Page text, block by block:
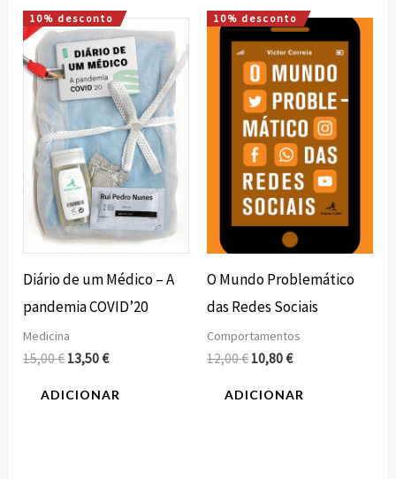
10% desconto
Diário de um Médico – A
pandemia COVID’20
Medicina
15,00€
O
preço
original
era:
15,00 €.
13,50€
O
preço
atual
é:
13,50 €.
ADICIONAR
10% desconto
O Mundo Problemático
das Redes Sociais
Comportamentos
12,00€
O
preço
original
era:
12,00 €.
10,80€
O
preço
atual
é:
10,80 €.
ADICIONAR